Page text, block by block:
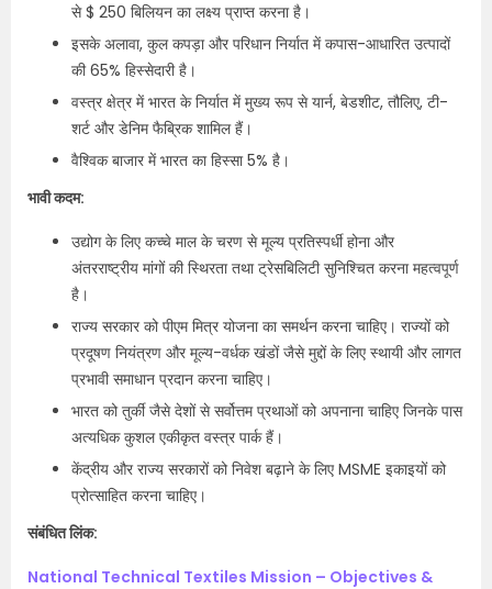
से $ 250 बिलियन का लक्ष्य प्राप्त करना है।
इसके अलावा, कुल कपड़ा और परिधान निर्यात में कपास-आधारित उत्पादों
की 65% हिस्सेदारी है।
वस्त्र क्षेत्र में भारत के निर्यात में मुख्य रूप से यार्न, बेडशीट, तौलिए, टी-
शर्ट और डेनिम फैब्रिक शामिल हैं।
वैश्विक बाजार में भारत का हिस्सा 5% है।
भावी कदम:
उद्योग के लिए कच्चे माल के चरण से मूल्य प्रतिस्पर्धी होना और
अंतरराष्ट्रीय मांगों की स्थिरता तथा ट्रेसबिलिटी सुनिश्चित करना महत्वपूर्ण
है।
राज्य सरकार को पीएम मित्र योजना का समर्थन करना चाहिए। राज्यों को
प्रदूषण नियंत्रण और मूल्य-वर्धक खंडों जैसे मुद्दों के लिए स्थायी और लागत
प्रभावी समाधान प्रदान करना चाहिए।
भारत को तुर्की जैसे देशों से सर्वोत्तम प्रथाओं को अपनाना चाहिए जिनके पास
अत्यधिक कुशल एकीकृत वस्त्र पार्क हैं।
केंद्रीय और राज्य सरकारों को निवेश बढ़ाने के लिए MSME इकाइयों को
प्रोत्साहित करना चाहिए।
संबंधित लिंक:
National Technical Textiles Mission – Objectives &